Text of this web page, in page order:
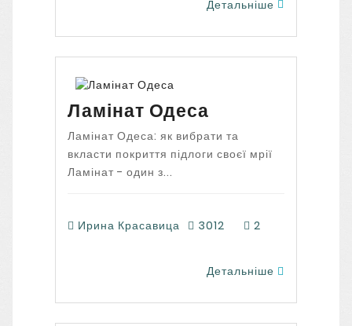
Детальніше
Ламінат Одеса
Ламінат Одеса: як вибрати та
вкласти покриття підлоги своєї мрії
Ламінат - один з...
Ирина Красавица 3012 2
Детальніше